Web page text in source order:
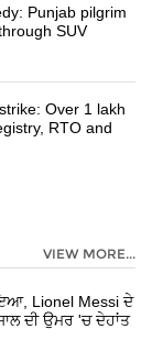
Punjab pilgrim
SUV
Over 1 lakh
RTO and
VIEW MORE...
Lionel Messi ਦੇ
ਦੀ ਉਮਰ 'ਚ ਦੇਹਾਂਤ